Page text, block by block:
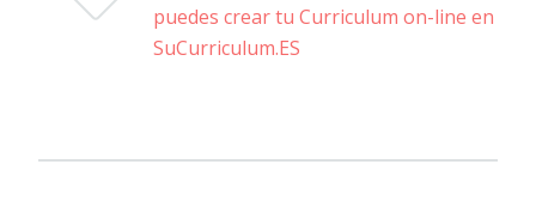
puedes crear tu Curriculum on-line en
SuCurriculum.ES